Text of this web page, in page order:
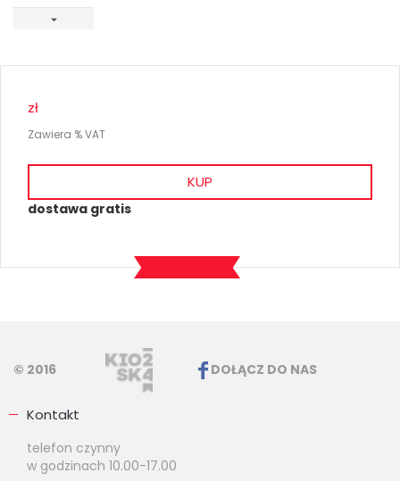
zł
Zawiera % VAT
KUP
dostawa gratis
© 2016 DOŁĄCZ DO NAS
Kontakt
telefon czynny
w godzinach 10.00-17.00